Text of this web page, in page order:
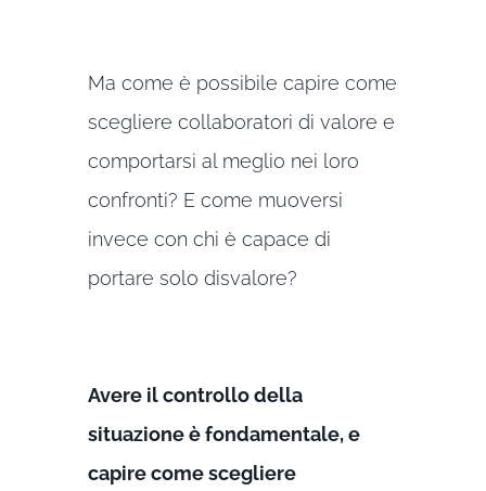
Ma come è possibile capire come
scegliere collaboratori di valore e
comportarsi al meglio nei loro
confronti? E come muoversi
invece con chi è capace di
portare solo disvalore?
Avere il controllo della
situazione è fondamentale, e
capire come scegliere